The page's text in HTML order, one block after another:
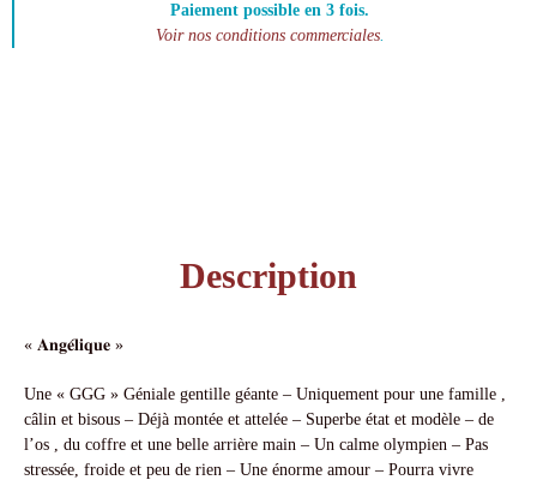
Paiement possible en 3 fois.
Voir nos conditions commerciales.
Description
« 𝐀𝐧𝐠𝐞́𝐥𝐢𝐪𝐮𝐞 »
Une « GGG » Géniale gentille géante – Uniquement pour une famille ,
câlin et bisous – Déjà montée et attelée – Superbe état et modèle – de
l’os , du coffre et une belle arrière main – Un calme olympien – Pas
stressée, froide et peu de rien – Une énorme amour – Pourra vivre